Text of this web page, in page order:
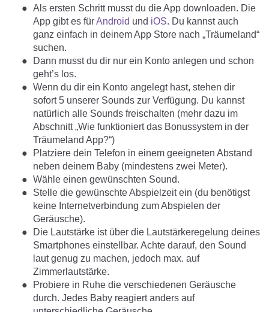
Als ersten Schritt musst du die App downloaden. Die
App gibt es fürAndroid und iOS. Du kannst auch
ganz einfach in deinem App Store nach „Träumeland“
suchen.
Dann musst du dir nur ein Konto anlegen und schon
geht’s los.
Wenn du dir ein Konto angelegt hast, stehen dir
sofort 5 unserer Sounds zur Verfügung. Du kannst
natürlich alle Sounds freischalten (mehr dazu im
Abschnitt „Wie funktioniert das Bonussystem in der
Träumeland App?“)
Platziere dein Telefon in einem geeigneten Abstand
neben deinem Baby (mindestens zwei Meter).
Wähle einen gewünschten Sound.
Stelle die gewünschte Abspielzeit ein (du benötigst
keine Internetverbindung zum Abspielen der
Geräusche).
Die Lautstärke ist über die Lautstärkeregelung deines
Smartphones einstellbar. Achte darauf, den Sound
laut genug zu machen, jedoch max. auf
Zimmerlautstärke.
Probiere in Ruhe die verschiedenen Geräusche
durch. Jedes Baby reagiert anders auf